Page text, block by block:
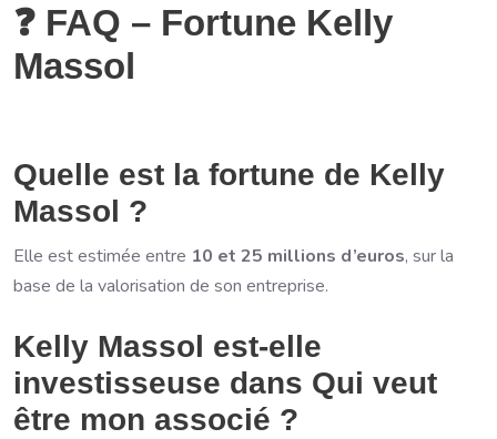
❓ FAQ – Fortune Kelly
Massol
Quelle est la fortune de Kelly
Massol ?
Elle est estimée entre 10 et 25 millions d’euros, sur la
base de la valorisation de son entreprise.
Kelly Massol est-elle
investisseuse dans Qui veut
être mon associé ?